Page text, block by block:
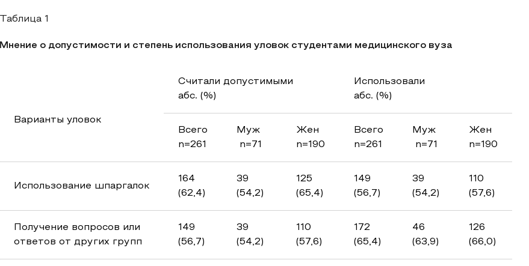
Таблица 1
Мнение о допустимости и степень использования уловок студентами медицинского вуза
Варианты уловок
Считали допустимыми
абс. (%)
Использовали
абс. (%)
Всего
n=261
Муж
n=71
Жен
n=190
Всего
n=261
Муж
n=71
Жен
n=190
Использование шпаргалок
164
(62,4)
39
(54,2)
125
(65,4)
149
(56,7)
39
(54,2)
110
(57,6)
Получение вопросов или
ответов от других групп
149
(56,7)
39
(54,2)
110
(57,6)
172
(65,4)
46
(63,9)
126
(66,0)